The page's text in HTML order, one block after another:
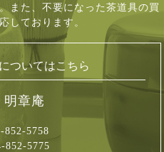
また、不要になった茶道具の買
しております。
ついてはこちら
章庵
852-5758
852-5775